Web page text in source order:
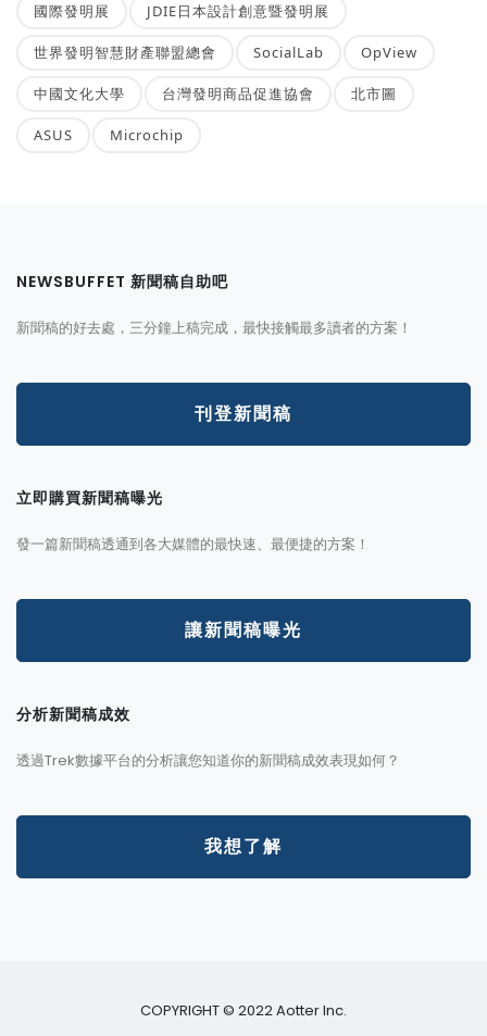
國際發明展 JDIE日本設計創意暨發明展
世界發明智慧財產聯盟總會 SocialLab OpView
中國文化大學 台灣發明商品促進協會 北市圖
ASUS Microchip
NEWSBUFFET 新聞稿自助吧
新聞稿的好去處，三分鐘上稿完成，最快接觸最多讀者的方案！
刊登新聞稿
立即購買新聞稿曝光
發一篇新聞稿透通到各大媒體的最快速、最便捷的方案！
讓新聞稿曝光
分析新聞稿成效
透過Trek數據平台的分析讓您知道你的新聞稿成效表現如何？
我想了解
COPYRIGHT © 2022 Aotter Inc.